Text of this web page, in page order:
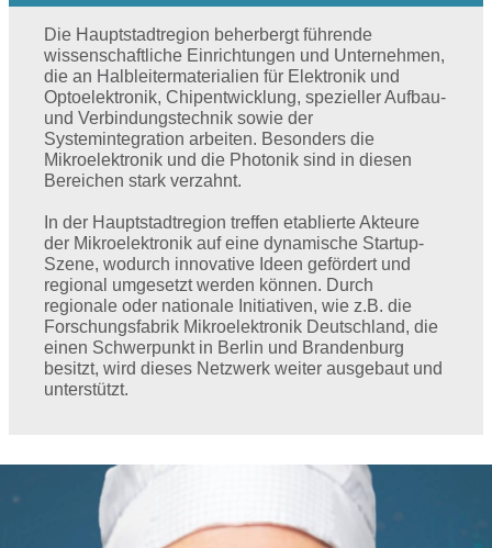
Die Hauptstadtregion beherbergt führende
wissenschaftliche Einrichtungen und Unternehmen,
die an Halbleitermaterialien für Elektronik und
Optoelektronik, Chipentwicklung, spezieller Aufbau-
und Verbindungstechnik sowie der
Systemintegration arbeiten. Besonders die
Mikroelektronik und die Photonik sind in diesen
Bereichen stark verzahnt.
In der Hauptstadtregion treffen etablierte Akteure
der Mikroelektronik auf eine dynamische Startup-
Szene, wodurch innovative Ideen gefördert und
regional umgesetzt werden können. Durch
regionale oder nationale Initiativen, wie z.B. die
Forschungsfabrik Mikroelektronik Deutschland, die
einen Schwerpunkt in Berlin und Brandenburg
besitzt, wird dieses Netzwerk weiter ausgebaut und
unterstützt.